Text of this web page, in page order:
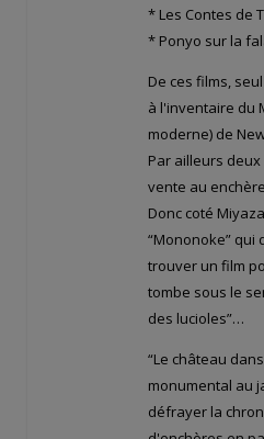
* Les Contes de
* Ponyo sur la
De ces films,
à l'inventaire du
moderne) de
Par ailleurs
vente au
Donc coté
“Mononoke”
trouver un film
tombe sous le
des lucioles”…
“Le château
monumental au
défrayer la